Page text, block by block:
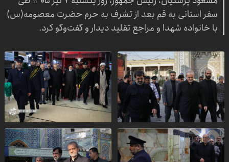
سفر استانی به قم بعد از تشرف به حرم حضرت معصومه(س)
با خانواده شهدا و مراجع تقلید دیدار و گفت‌وگو کرد.